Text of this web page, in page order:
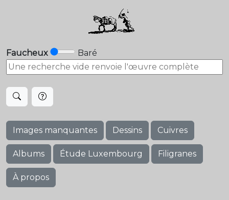
Faucheux Baré
Images manquantes Dessins Cuivres
Albums Étude Luxembourg Filigranes
À propos